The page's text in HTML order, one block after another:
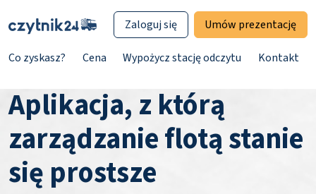
Co zyskasz? Cena Wypożycz stację odczytu Kontakt
Zaloguj się Umów prezentację
Aplikacja, z którą
zarządzanie flotą stanie
się prostsze